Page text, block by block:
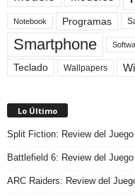
Notebook Programas
Smartphone
Teclado Wallpapers
Lo Último
Split Fiction: Review del Juego
Battlefield 6: Review del Juego
ARC Raiders: Review del